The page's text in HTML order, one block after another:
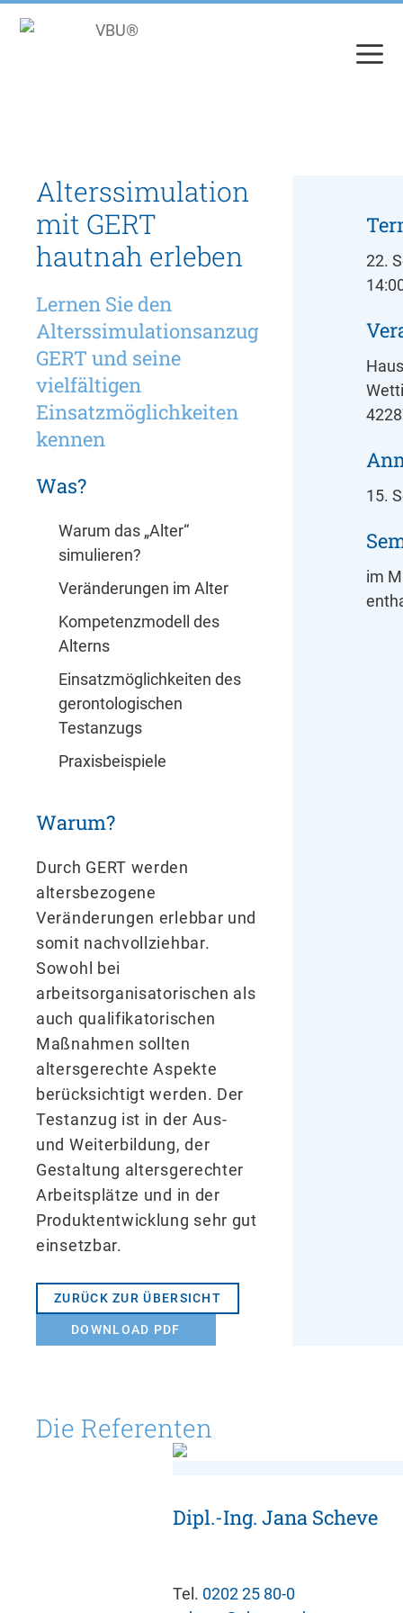
Inhalt
Alterssimulation
mit GERT
hautnah erleben
Lernen Sie den
Alterssimulationsanzug
GERT und seine
vielfältigen
Einsatzmöglichkeiten
kennen
Was?
Warum das „Alter“
simulieren?
Veränderungen im Alter
Kompetenzmodell des
Alterns
Einsatzmöglichkeiten des
gerontologischen
Testanzugs
Praxisbeispiele
Warum?
Durch GERT werden
altersbezogene
Veränderungen erlebbar und
somit nachvollziehbar.
Sowohl bei
arbeitsorganisatorischen als
auch qualifikatorischen
Maßnahmen sollten
altersgerechte Aspekte
berücksichtigt werden. Der
Testanzug ist in der Aus-
und Weiterbildung, der
Gestaltung altersgerechter
Arbeitsplätze und in der
Produktentwicklung sehr gut
einsetzbar.
ZURÜCK ZUR ÜBERSICHT
DOWNLOAD PDF
22.
15.
im
Die Referenten
Dipl.-Ing. Jana Scheve
Tel. 0202 25 80-0